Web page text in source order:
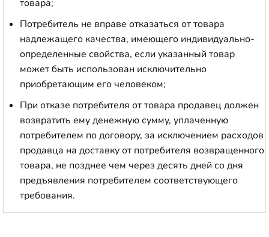
товара;
Потребитель не вправе отказаться от товара
надлежащего качества, имеющего индивидуально-
определенные свойства, если указанный товар
может быть использован исключительно
приобретающим его человеком;
При отказе потребителя от товара продавец должен
возвратить ему денежную сумму, уплаченную
потребителем по договору, за исключением расходов
продавца на доставку от потребителя возвращенного
товара, не позднее чем через десять дней со дня
предъявления потребителем соответствующего
требования.